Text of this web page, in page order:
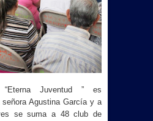
Juventud ” es
señora Agustina García y a
se suma a 48 club de